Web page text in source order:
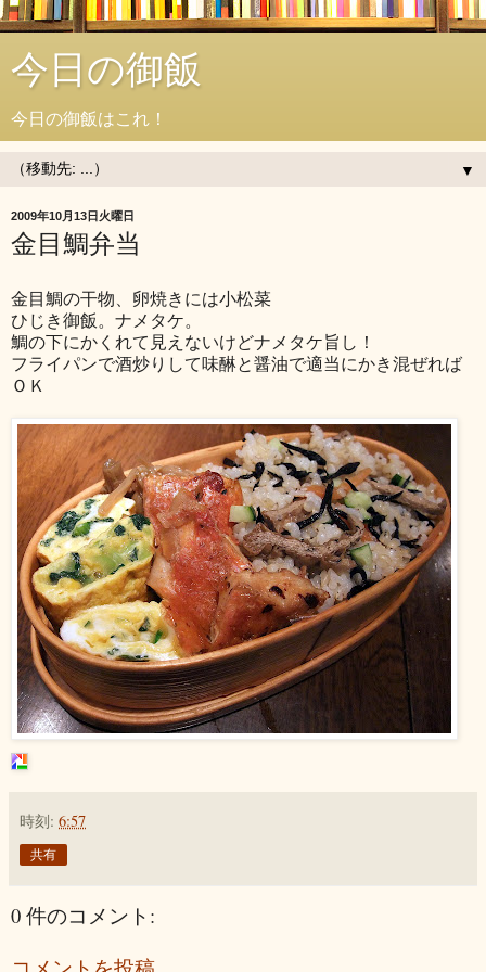
今日の御飯
今日の御飯はこれ！
▼
2009年10月13日火曜日
金目鯛弁当
金目鯛の干物、卵焼きには小松菜
ひじき御飯。ナメタケ。
鯛の下にかくれて見えないけどナメタケ旨し！
フライパンで酒炒りして味醂と醤油で適当にかき混ぜれば
ＯＫ
時刻: 6:57
共有
0 件のコメント: